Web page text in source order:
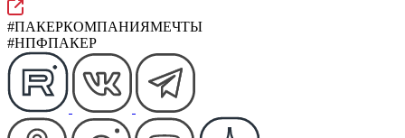
#ПАКЕРКОМПАНИЯМЕЧТЫ
#НПФПАКЕР